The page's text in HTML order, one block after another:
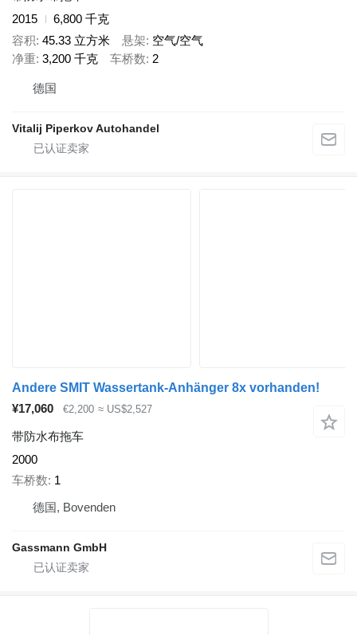
2015
6,800 千克
容积 45.33 立方米 悬架 空气/空气
净重 3,200 千克 车桥数 2
德国
Vitalij Piperkov Autohandel
Andere SMIT Wassertank-Anhänger 8x vorhanden!
¥17,060
€2,200 ≈ US$2,527
带防水布拖车
2000
车桥数 1
德国, Bovenden
Gassmann GmbH